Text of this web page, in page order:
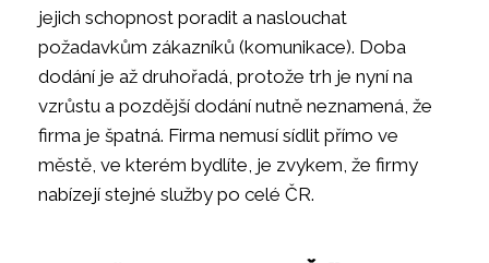
jejich schopnost poradit a naslouchat
požadavkům zákazníků (komunikace). Doba
dodání je až druhořadá, protože trh je nyní na
vzrůstu a pozdější dodání nutně neznamená, že
firma je špatná. Firma nemusí sídlit přímo ve
městě, ve kterém bydlíte, je zvykem, že firmy
nabízejí stejné služby po celé ČR.